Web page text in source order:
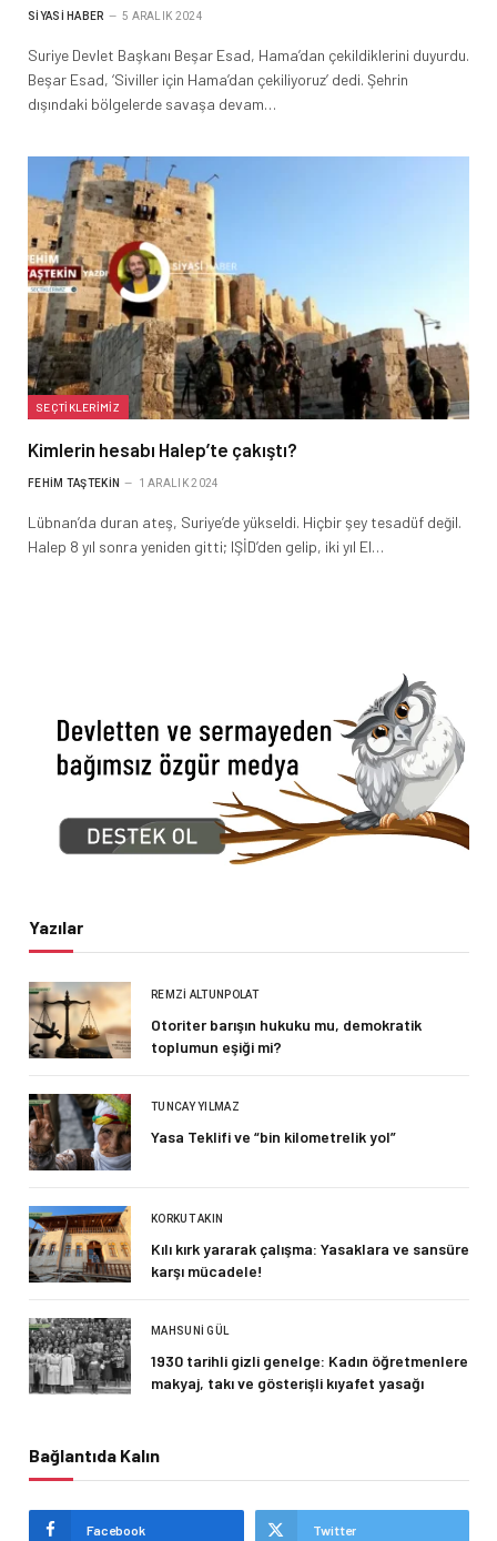
SIYASI HABER 5 ARALIK 2024
Suriye Devlet Başkanı Beşar Esad, Hama’dan çekildiklerini duyurdu.
Beşar Esad, ‘Siviller için Hama’dan çekiliyoruz’ dedi. Şehrin
dışındaki bölgelerde savaşa devam…
SEÇTIKLERIMIZ
Kimlerin hesabı Halep’te çakıştı?
FEHIM TAŞTEKIN 1 ARALIK 2024
Lübnan’da duran ateş, Suriye’de yükseldi. Hiçbir şey tesadüf değil.
Halep 8 yıl sonra yeniden gitti; IŞİD’den gelip, iki yıl El…
Yazılar
REMZI ALTUNPOLAT
Otoriter barışın hukuku mu, demokratik
toplumun eşiği mi?
TUNCAY YILMAZ
Yasa Teklifi ve “bin kilometrelik yol”
KORKUT AKIN
Kılı kırk yararak çalışma: Yasaklara ve sansüre
karşı mücadele!
MAHSUNI GÜL
1930 tarihli gizli genelge: Kadın öğretmenlere
makyaj, takı ve gösterişli kıyafet yasağı
Bağlantıda Kalın
Facebook Twitter